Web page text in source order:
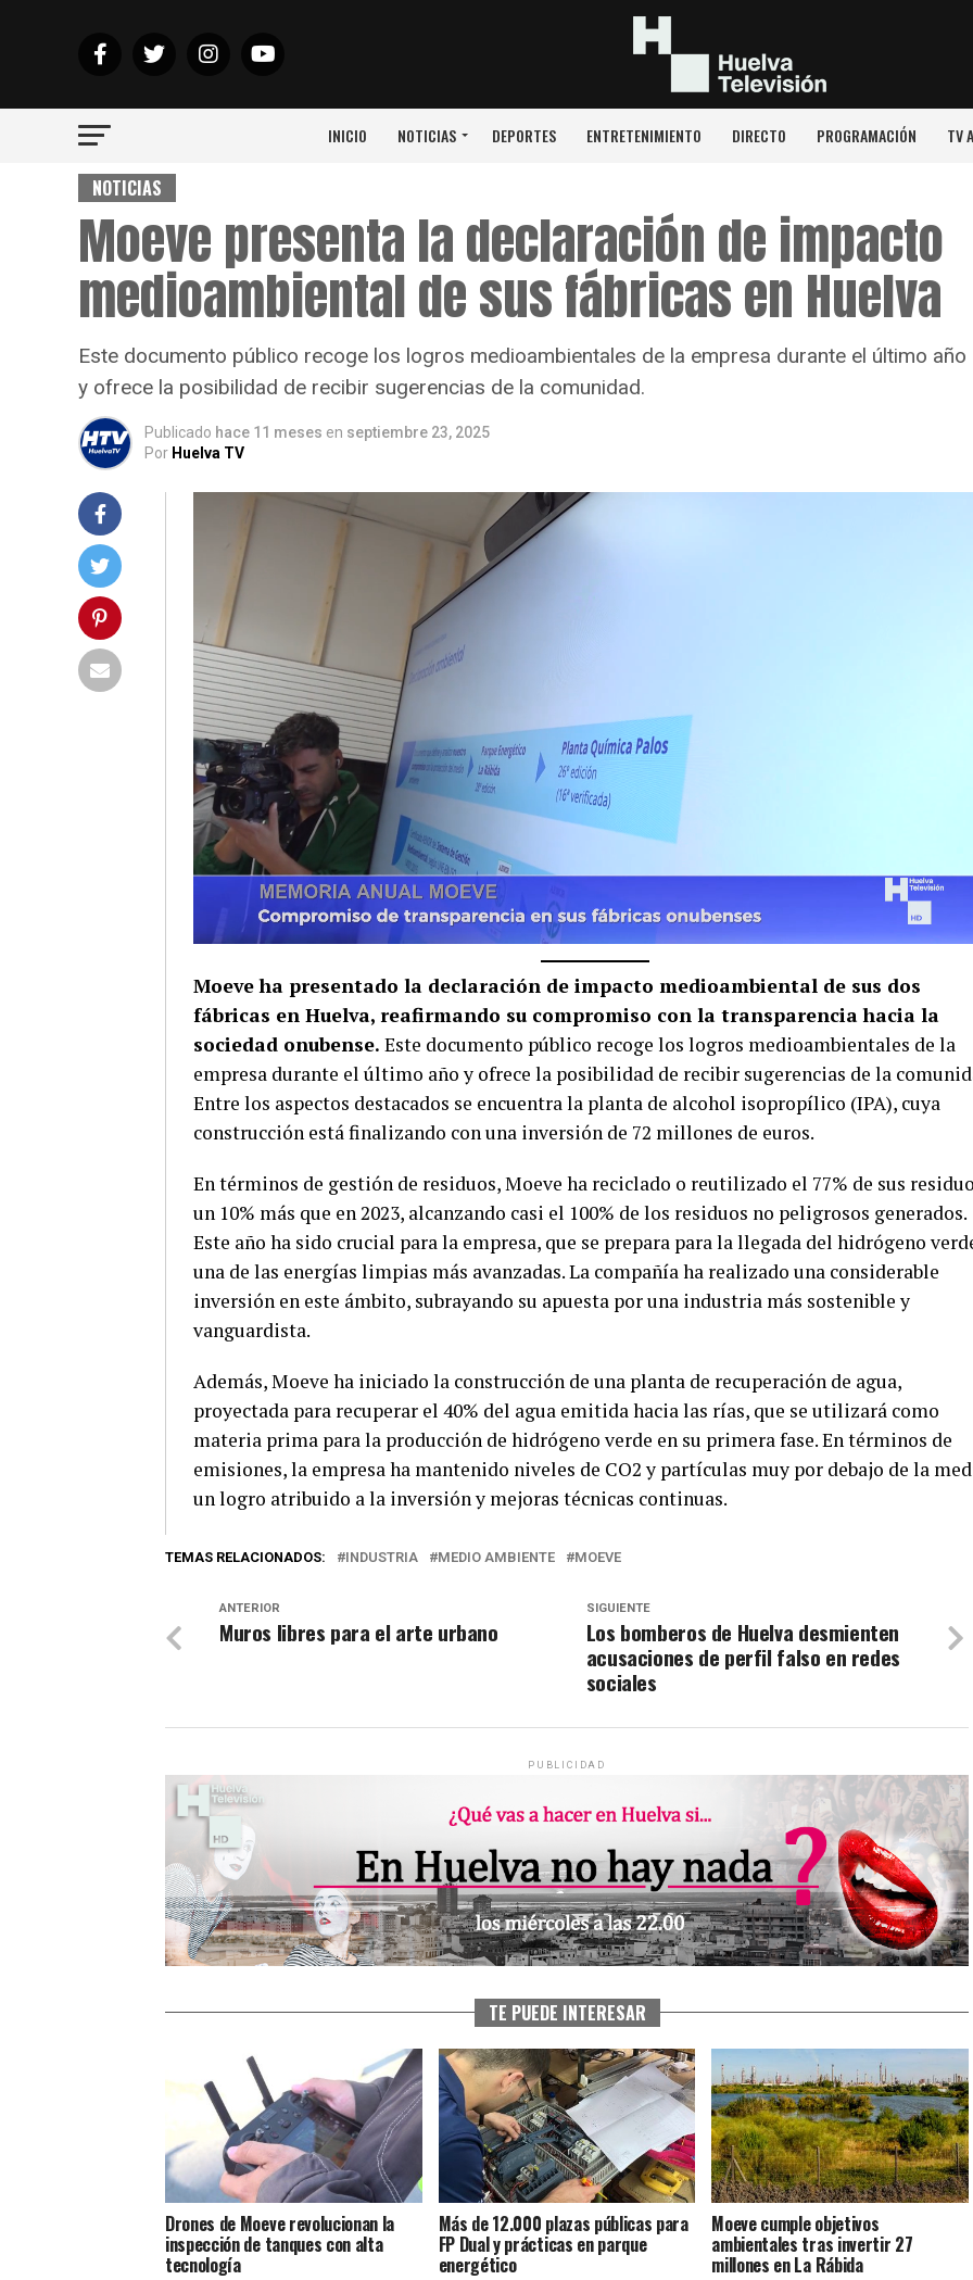
INICIO NOTICIAS DEPORTES ENTRETENIMIENTO DIRECTO PROGRAMACIÓN TV
NOTICIAS
Moeve presenta la declaración de impacto
medioambiental de sus fábricas en Huelva
Este documento público recoge los logros medioambientales de la empresa durante el último año
y ofrece la posibilidad de recibir sugerencias de la comunidad.
Publicado hace 11 meses en septiembre 23, 2025
Por Huelva TV
Moeve ha presentado la declaración de impacto medioambiental de sus dos
fábricas en Huelva, reafirmando su compromiso con la transparencia hacia la
sociedad onubense. Este documento público recoge los logros medioambientales de la
empresa durante el último año y ofrece la posibilidad de recibir sugerencias de la
Entre los aspectos destacados se encuentra la planta de alcohol isopropílico (IPA), cuya
construcción está finalizando con una inversión de 72 millones de euros.
En términos de gestión de residuos, Moeve ha reciclado o reutilizado el 77% de sus
un 10% más que en 2023, alcanzando casi el 100% de los residuos no peligrosos generados.
Este año ha sido crucial para la empresa, que se prepara para la llegada del hidrógeno
una de las energías limpias más avanzadas. La compañía ha realizado una considerable
inversión en este ámbito, subrayando su apuesta por una industria más sostenible y
vanguardista.
Además, Moeve ha iniciado la construcción de una planta de recuperación de agua,
proyectada para recuperar el 40% del agua emitida hacia las rías, que se utilizará como
materia prima para la producción de hidrógeno verde en su primera fase. En términos de
emisiones, la empresa ha mantenido niveles de CO2 y partículas muy por debajo de la
un logro atribuido a la inversión y mejoras técnicas continuas.
TEMAS RELACIONADOS: INDUSTRIA MEDIO AMBIENTE MOEVE
SIGUIENTE
Los bomberos de Huelva desmienten
acusaciones de perfil falso en redes
sociales
ANTERIOR
Muros libres para el arte urbano
PUBLICIDAD
TE PUEDE INTERESAR
Drones de Moeve revolucionan la
inspección de tanques con alta
tecnología
Más de 12.000 plazas públicas para
FP Dual y prácticas en parque
energético
Moeve cumple objetivos
ambientales tras invertir 27
millones en La Rábida